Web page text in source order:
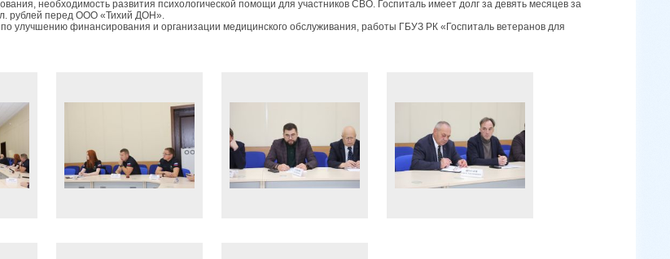
необходимость развития психологической помощи для участников СВО. Госпиталь имеет долг за девять месяцев за
рублей перед ООО «Тихий ДОН».
улучшению финансирования и организации медицинского обслуживания, работы ГБУЗ РК «Госпиталь ветеранов для